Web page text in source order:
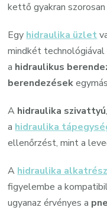
kettő gyakran
Egy hidraulika üzlet
mindkét
a hidraulikus
berendezések
A hidraulika szivattyú
a hidraulika
ellenőrzést, mint a
A hidraulika alkatrész
figyelembe a
ugyanaz érvényes a